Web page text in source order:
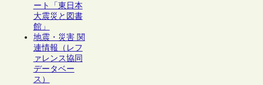
ート「東日本
大震災と図書
館」
地震・災害 関
連情報（レフ
ァレンス協同
データベー
ス）